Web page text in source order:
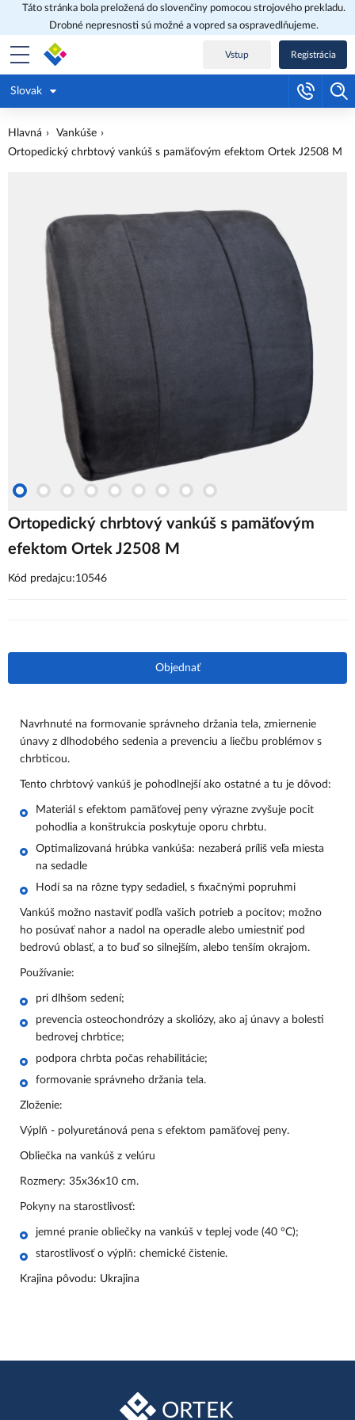
Táto stránka bola preložená do slovenčiny pomocou strojového prekladu.
Drobné nepresnosti sú možné a vopred sa ospravedlňujeme.
Vstup Registrácia
Slovak
Hlavná
Vankúše
Ortopedický chrbtový vankúš s pamäťovým efektom Ortek J2508 M
Ortopedický chrbtový vankúš s pamäťovým
efektom Ortek J2508 M
Kód predajcu:10546
Objednať
Navrhnuté na formovanie správneho držania tela, zmiernenie
únavy z dlhodobého sedenia a prevenciu a liečbu problémov s
chrbticou.
Tento chrbtový vankúš je pohodlnejší ako ostatné a tu je dôvod:
Materiál s efektom pamäťovej peny výrazne zvyšuje pocit
pohodlia a konštrukcia poskytuje oporu chrbtu.
Optimalizovaná hrúbka vankúša: nezaberá príliš veľa miesta
na sedadle
Hodí sa na rôzne typy sedadiel, s fixačnými popruhmi
Vankúš možno nastaviť podľa vašich potrieb a pocitov; možno
ho posúvať nahor a nadol na operadle alebo umiestniť pod
bedrovú oblasť, a to buď so silnejším, alebo tenším okrajom.
Používanie:
pri dlhšom sedení;
prevencia osteochondrózy a skoliózy, ako aj únavy a bolesti
bedrovej chrbtice;
podpora chrbta počas rehabilitácie;
formovanie správneho držania tela.
Zloženie:
Výplň - polyuretánová pena s efektom pamäťovej peny.
Obliečka na vankúš z velúru
Rozmery: 35x36x10 cm.
Pokyny na starostlivosť:
jemné pranie obliečky na vankúš v teplej vode (40 °C);
starostlivosť o výplň: chemické čistenie.
Krajina pôvodu: Ukrajina
ORTEK